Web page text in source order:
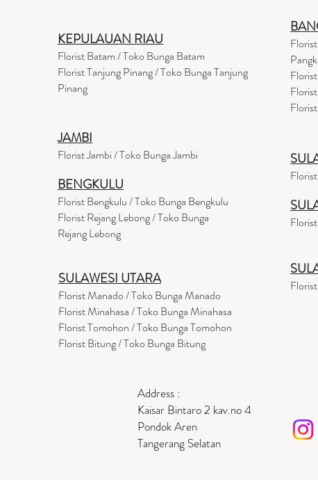
KEPULAUAN RIAU
Florist Batam / Toko Bunga Batam
Florist Tanjung Pinang / Toko Bunga Tanjung
Pinang
JAMBI
Florist Jambi / Toko Bunga Jambi
BENGKULU
Florist Bengkulu / Toko Bunga Bengkulu
Florist Rejang Lebong / Toko Bunga
Rejang Lebong
SULAWESI UTARA
Florist Manado / Toko Bunga Manado
Florist Minahasa / Toko Bunga Minahasa
Florist Tomohon / Toko Bunga Tomohon
Florist Bitung / Toko Bunga Bitung
Address :
Kaisar Bintaro 2 kav.no 4
Pondok Aren
Tangerang Selatan